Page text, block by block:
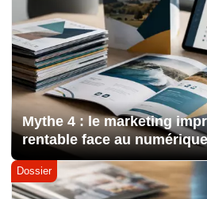
Mythe 4 : le marketing
rentable face au
Dossier